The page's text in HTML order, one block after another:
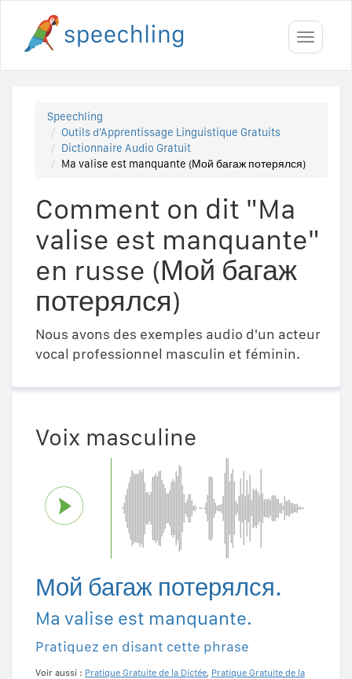
Toggle
Speechling
Outils d'Apprentissage Linguistique Gratuits
Dictionnaire Audio Gratuit
Ma valise est manquante (Мой багаж потерялся)
Comment on dit "Ma
valise est manquante"
en russe (Мой багаж
потерялся)
Nous avons des exemples audio d'un acteur
vocal professionnel masculin et féminin.
Voix masculine
Мой багаж потерялся.
Ma valise est manquante.
Pratiquez en disant cette phrase
Voir aussi : Pratique Gratuite de la Dictée, Pratique Gratuite de la